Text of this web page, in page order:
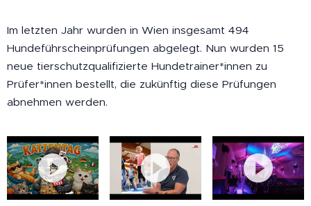
Im letzten Jahr wurden in Wien insgesamt 494
Hundeführscheinprüfungen abgelegt. Nun wurden 15
neue tierschutzqualifizierte Hundetrainer*innen zu
Prüfer*innen bestellt, die zukünftig diese Prüfungen
abnehmen werden.